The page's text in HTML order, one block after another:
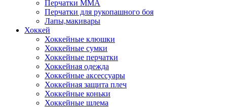
Перчатки ММА
Перчатки для рукопашного боя
Лапы,макивары
Хоккей
Хоккейные клюшки
Хоккейные сумки
Хоккейные перчатки
Хоккейная одежда
Хоккейные аксессуары
Хоккейная защита плеч
Хоккейные коньки
Хоккейные шлема